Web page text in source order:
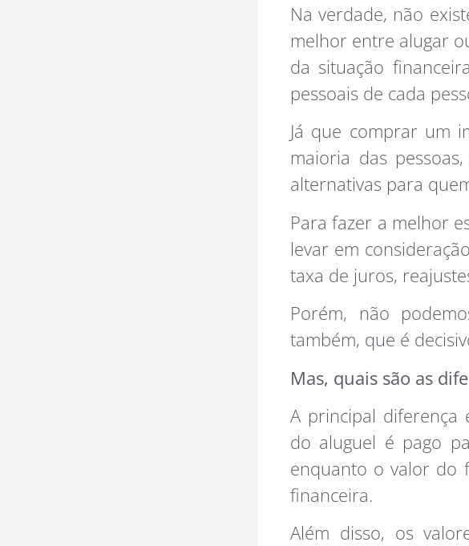
Na verdade, não
melhor entre alugar
da situação
pessoais de cada
Já que comprar um
maioria das
alternativas para
Para fazer a melhor
levar em
taxa de juros,
Porém, não
também, que é
Mas, quais são as
A principal diferença
do aluguel é pago
enquanto o valor do
financeira.
Além disso, os